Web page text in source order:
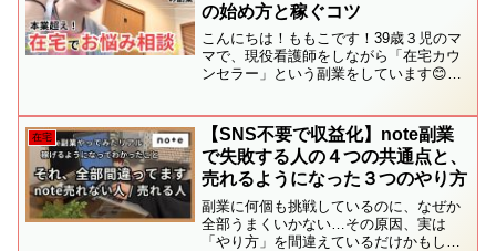
の始め方と稼ぐコツ
こんにちは！ももこです！39歳３児のマ
マで、現役看護師をしながら「在宅カウ
ンセラー」という副業をしています😊い
事に、お出かけに、お小遣いにってめち
ゃくちゃお金かかりません...
在宅
【SNS不要で収益化】note副業
で失敗する人の４つの共通点と、
売れるようになった３つのやり方
副業に何個も挑戦しているのに、なぜか
全部うまくいかない…その原因、実は
「やり方」を間違えているだけかもしれ